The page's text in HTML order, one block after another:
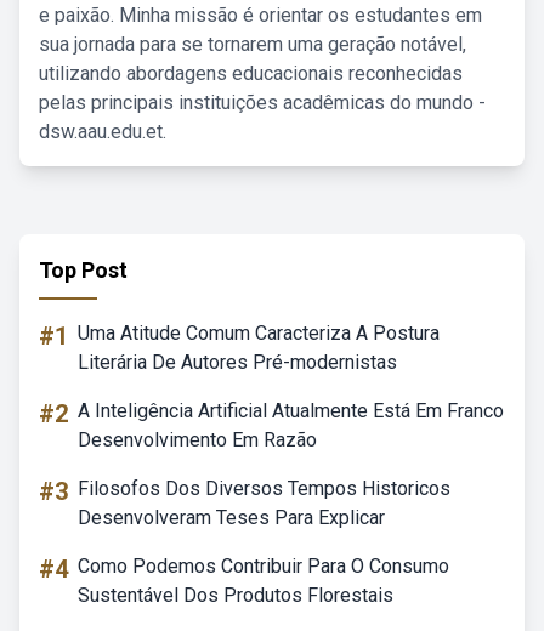
e paixão. Minha missão é orientar os estudantes em
sua jornada para se tornarem uma geração notável,
utilizando abordagens educacionais reconhecidas
pelas principais instituições acadêmicas do mundo -
dsw.aau.edu.et.
Top Post
#1 Uma Atitude Comum Caracteriza A Postura
Literária De Autores Pré-modernistas
#2 A Inteligência Artificial Atualmente Está Em Franco
Desenvolvimento Em Razão
#3 Filosofos Dos Diversos Tempos Historicos
Desenvolveram Teses Para Explicar
#4 Como Podemos Contribuir Para O Consumo
Sustentável Dos Produtos Florestais